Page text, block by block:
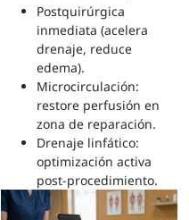
Postquirúrgica
inmediata (acelera
drenaje, reduce
edema).
Microcirculación:
restore perfusión en
zona de reparación.
Drenaje linfático:
optimización activa
post-procedimiento.